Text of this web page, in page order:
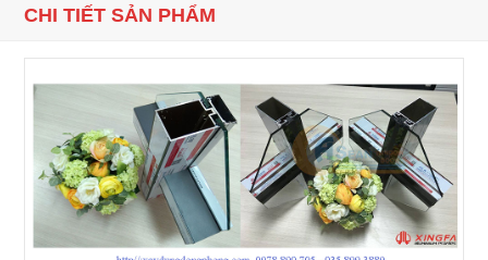
CHI TIẾT SẢN PHẨM